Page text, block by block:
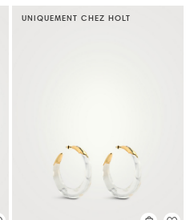
UNIQUEMENT CHEZ HOLT